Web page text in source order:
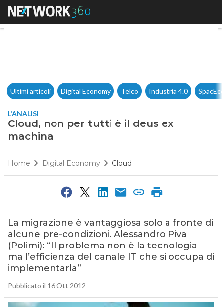
Cloud, non per tutti è il deus
Ultimi articoli Digital Economy Telco Industria 4.0
L'ANALISI
Cloud, non per tutti è il deus ex
machina
Home Digital Economy Cloud
La migrazione è vantaggiosa solo a fronte di
alcune pre-condizioni. Alessandro Piva
(Polimi): “Il problema non è la tecnologia
ma l’efficienza del canale IT che si occupa di
implementarla”
Pubblicato il 16 Ott 2012